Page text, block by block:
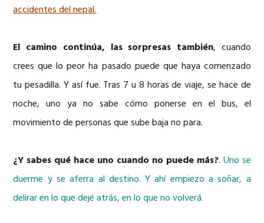
accidentes del nepal.
El camino continúa, las sorpresas también, cuando
crees que lo peor ha pasado puede que haya comenzado
tu pesadilla. Y así fue. Tras 7 u 8 horas de viaje, se hace de
noche, uno ya no sabe cómo ponerse en el bus, el
movimiento de personas que sube baja no para.
¿Y sabes qué hace uno cuando no puede más?. Uno se
duerme y se aferra al destino. Y ahí empiezo a soñar, a
delirar en lo que dejé atrás, en lo que no volverá.